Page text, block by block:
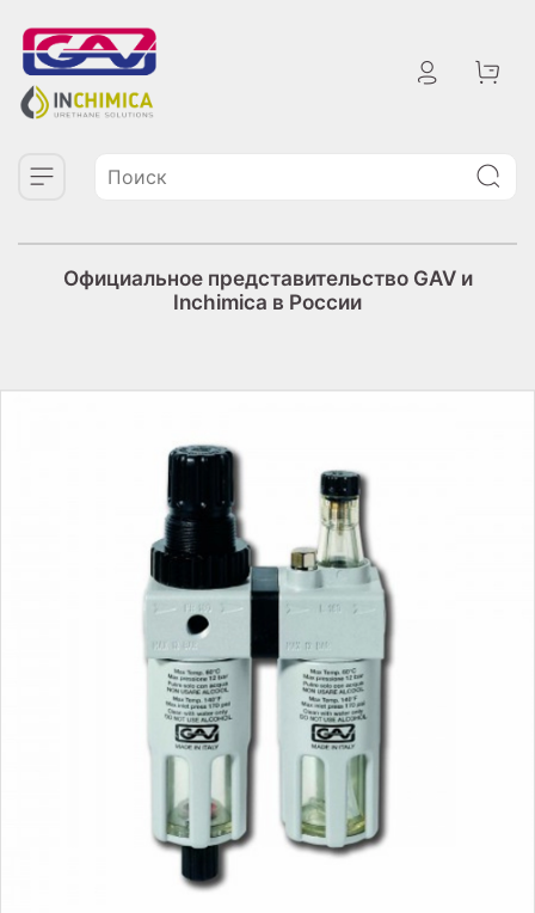
Официальное представительство GAV и
Inchimica в России